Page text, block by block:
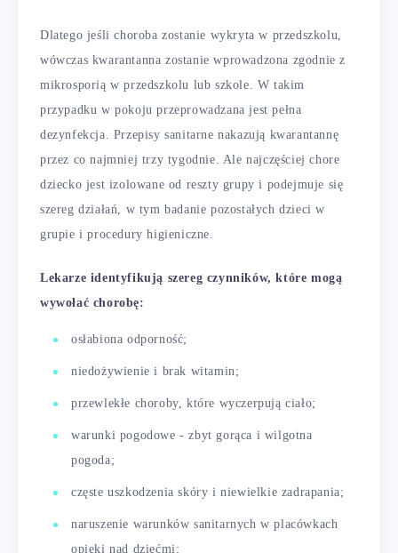
Dlatego jeśli choroba zostanie wykryta w przedszkolu,
wówczas kwarantanna zostanie wprowadzona zgodnie z
mikrosporią w przedszkolu lub szkole. W takim
przypadku w pokoju przeprowadzana jest pełna
dezynfekcja. Przepisy sanitarne nakazują kwarantannę
przez co najmniej trzy tygodnie. Ale najczęściej chore
dziecko jest izolowane od reszty grupy i podejmuje się
szereg działań, w tym badanie pozostałych dzieci w
grupie i procedury higieniczne.
Lekarze identyfikują szereg czynników, które mogą
wywołać chorobę:
osłabiona odporność;
niedożywienie i brak witamin;
przewlekłe choroby, które wyczerpują ciało;
warunki pogodowe - zbyt gorąca i wilgotna
pogoda;
częste uszkodzenia skóry i niewielkie zadrapania;
naruszenie warunków sanitarnych w placówkach
opieki nad dziećmi;